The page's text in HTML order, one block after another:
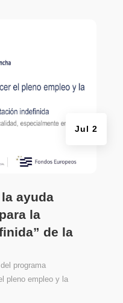
ayuda
la
de la
Jul 2
programa
pleno empleo y la